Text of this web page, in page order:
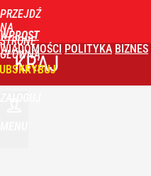
PRZEJDŹ
NA
STRONĘ
GŁÓWNĄ
WPROST
WIADOMOŚCI POLITYKA BIZNES
KRAJ